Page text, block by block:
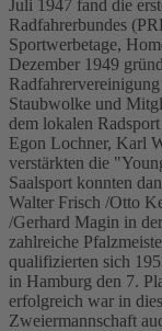
Juli 1947 fand die
Radfahrerbundes
Sportwerbetage,
Dezember 1949
Staubwolke und
dem lokalen
Egon Lochner, Karl
verstärkten die
Saalsport konnten
Walter Frisch /Otto
/Gerhard Magin in
zahlreiche
qualifizierten sich
in Hamburg den 7.
erfolgreich war in
Zweiermannschaft